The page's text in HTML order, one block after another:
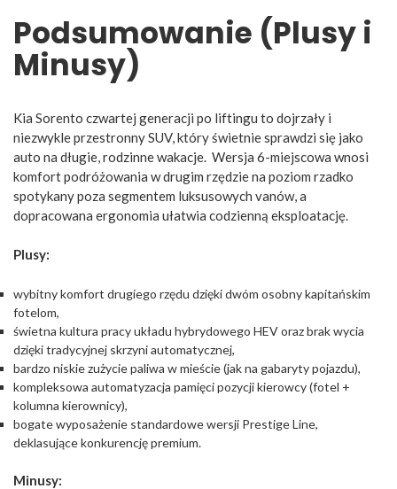
Podsumowanie (Plusy i
Minusy)
Kia Sorento czwartej generacji po liftingu to dojrzały i
niezwykle przestronny SUV, który świetnie sprawdzi się jako
auto na długie, rodzinne wakacje. Wersja 6-miejscowa wnosi
komfort podróżowania w drugim rzędzie na poziom rzadko
spotykany poza segmentem luksusowych vanów, a
dopracowana ergonomia ułatwia codzienną eksploatację.
Plusy:
wybitny komfort drugiego rzędu dzięki dwóm osobny kapitańskim
fotelom,
świetna kultura pracy układu hybrydowego HEV oraz brak wycia
dzięki tradycyjnej skrzyni automatycznej,
bardzo niskie zużycie paliwa w mieście (jak na gabaryty pojazdu),
kompleksowa automatyzacja pamięci pozycji kierowcy (fotel +
kolumna kierownicy),
bogate wyposażenie standardowe wersji Prestige Line,
deklasujące konkurencję premium.
Minusy: